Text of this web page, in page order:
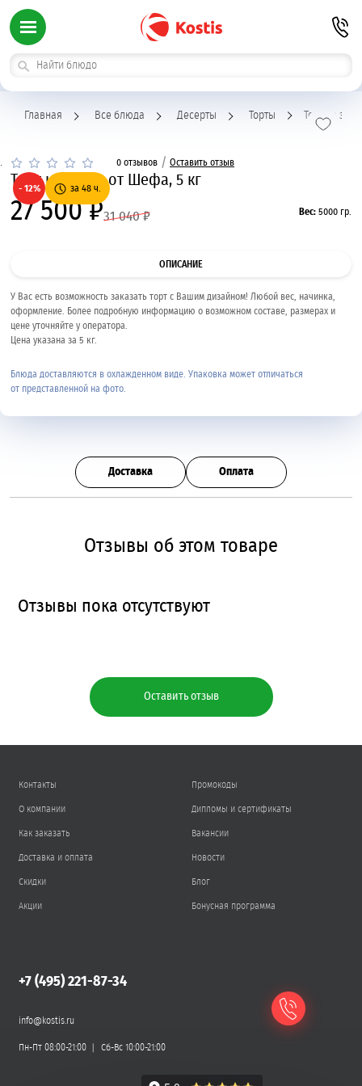
Главная Все блюда Десерты Торты Торт на
0 отзывов / Оставить отзыв
- 12% за 48 ч.
Торт на заказ от Шефа, 5 кг
27 500 ₽31 040 ₽ Вес: 5000 гр.
ОПИСАНИЕ
У Вас есть возможность заказать торт с Вашим дизайном! Любой вес, начинка,
оформление. Более подробную информацию о возможном составе, размерах и
цене уточняйте у оператора.
Цена указана за 5 кг.
Блюда доставляются в охлажденном виде. Упаковка может отличаться
от представленной на фото.
Доставка Оплата
Отзывы об этом товаре
Оставить отзыв
Отзывы пока отсутствуют
Контакты
О компании
Как заказать
Доставка и оплата
Скидки
Акции
Промокоды
Дипломы и сертификаты
Вакансии
Новости
Блог
Бонусная программа
+7 (495) 221-87-34
info@kostis.ru
Пн-Пт 08:00-21:00 Сб-Вс 10:00-21:00